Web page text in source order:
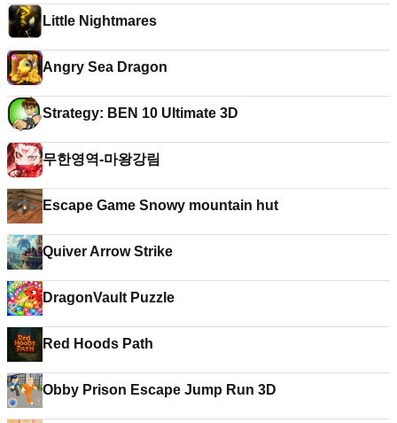
Little Nightmares
Angry Sea Dragon
Strategy: BEN 10 Ultimate 3D
무한영역-마왕강림
Escape Game Snowy mountain hut
Quiver Arrow Strike
DragonVault Puzzle
Red Hoods Path
Obby Prison Escape Jump Run 3D